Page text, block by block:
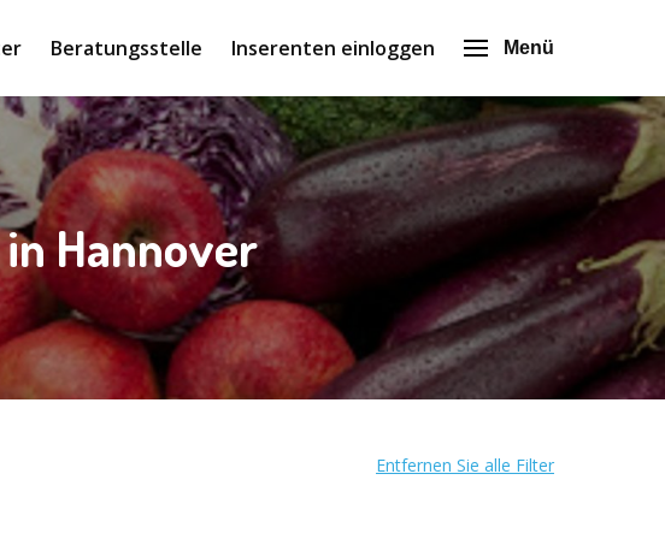
Beratungsstelle Inserenten einloggen Menü
Hannover
Entfernen Sie alle Filter